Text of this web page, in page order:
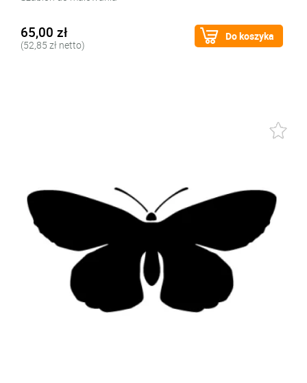
65,00 zł
(52,85 zł netto)
Do koszyka